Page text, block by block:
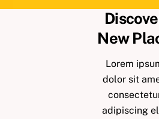
New
Lorem
dolor sit
adipiscing